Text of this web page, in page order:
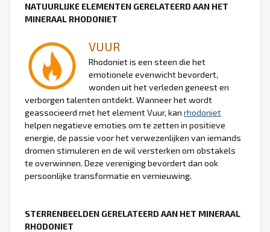
NATUURLIJKE ELEMENTEN GERELATEERD AAN HET
MINERAAL RHODONIET
VUUR
Rhodoniet is een steen die het
emotionele evenwicht bevordert,
wonden uit het verleden geneest en
verborgen talenten ontdekt. Wanneer het wordt
geassocieerd met het element Vuur, kan rhodoniet
helpen negatieve emoties om te zetten in positieve
energie, de passie voor het verwezenlijken van iemands
dromen stimuleren en de wil versterken om obstakels
te overwinnen. Deze vereniging bevordert dan ook
persoonlijke transformatie en vernieuwing.
STERRENBEELDEN GERELATEERD AAN HET MINERAAL
RHODONIET